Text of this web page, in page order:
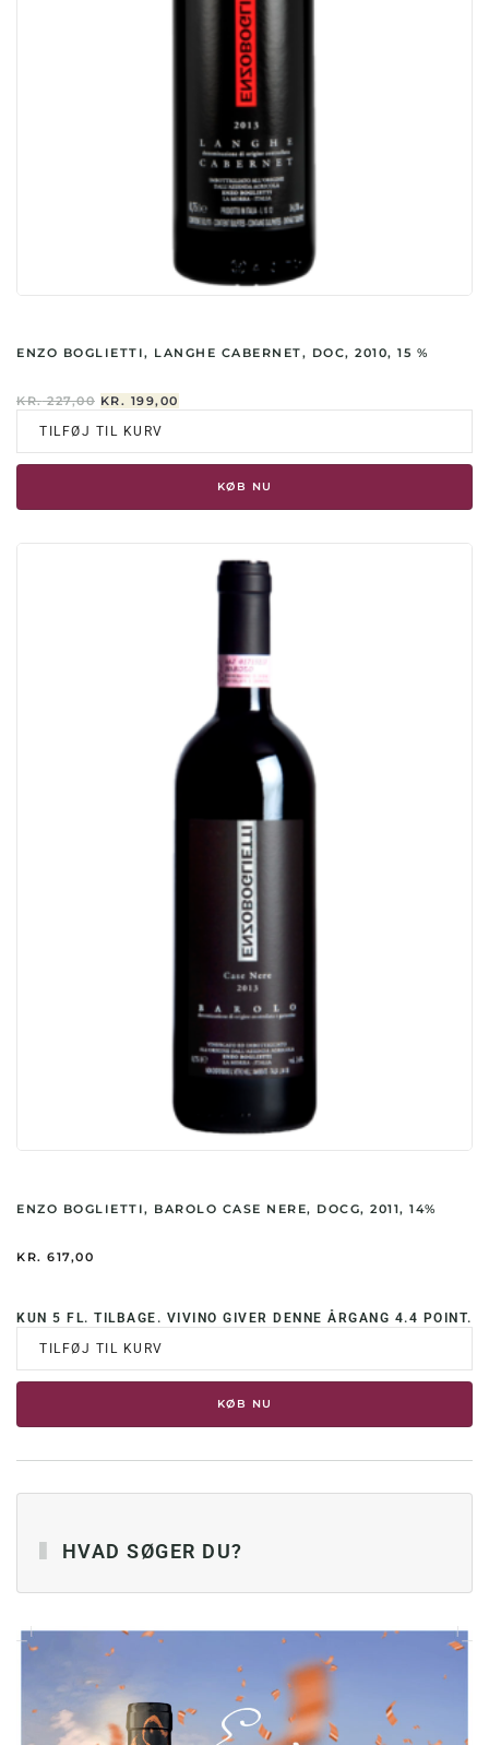
ENZO BOGLIETTI, LANGHE CABERNET, DOC, 2010, 15 %
KR.227,00 DEN
PRIS
VAR:
KR. 227,00.
KR. 199,00
ER:
KR. 199,00.
TILFØJ TIL KURV
KØB NU
ENZO BOGLIETTI, BAROLO CASE NERE, DOCG, 2011, 14%
KR. 617,00
KUN 5 FL. TILBAGE. VIVINO GIVER DENNE ÅRGANG 4.4 POINT.
TILFØJ TIL KURV
KØB NU
HVAD SØGER DU?